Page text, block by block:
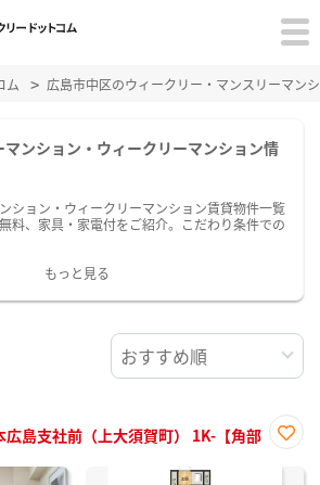
ム 広島市中区のウィークリー・マンスリーマン
ンション・ウィークリーマンション情
ション・ウィークリーマンション賃貸物件一覧
料、家具・家電付をご紹介。こだわり条件での
もっと見る
島支社前（上大須賀町） 1K-【角部
に入